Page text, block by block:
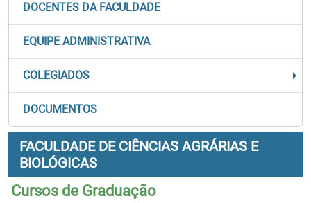
DOCENTES DA FACULDADE
EQUIPE ADMINISTRATIVA
COLEGIADOS
DOCUMENTOS
FACULDADE DE CIÊNCIAS AGRÁRIAS E
BIOLÓGICAS
Cursos de Graduação